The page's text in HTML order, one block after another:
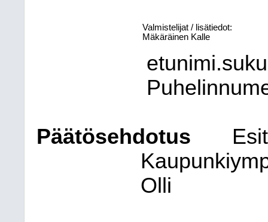
Valmistelijat / lisätiedot:
Mäkäräinen Kalle
Päätösehdotus
Olli